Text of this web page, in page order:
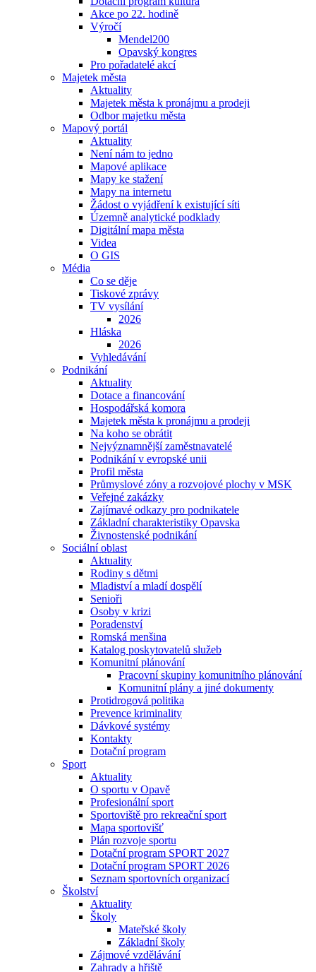
Akce po 22. hodině
Výročí
Mendel200
Opavský kongres
Pro pořadatelé akcí
Majetek města
Aktuality
Majetek města k pronájmu a prodeji
Odbor majetku města
Mapový portál
Aktuality
Není nám to jedno
Mapové aplikace
Mapy ke stažení
Mapy na internetu
Žádost o vyjádření k existující síti
Územně analytické podklady
Digitální mapa města
Videa
O GIS
Média
Co se děje
Tiskové zprávy
TV vysílání
2026
Hláska
2026
Vyhledávání
Podnikání
Aktuality
Dotace a financování
Hospodářská komora
Majetek města k pronájmu a prodeji
Na koho se obrátit
Nejvýznamnější zaměstnavatelé
Podnikání v evropské unii
Profil města
Průmyslové zóny a rozvojové plochy v MSK
Veřejné zakázky
Zajímavé odkazy pro podnikatele
Základní charakteristiky Opavska
Živnostenské podnikání
Sociální oblast
Aktuality
Rodiny s dětmi
Mladiství a mladí dospělí
Senioři
Osoby v krizi
Poradenství
Romská menšina
Katalog poskytovatelů služeb
Komunitní plánování
Pracovní skupiny komunitního plánování
Komunitní plány a jiné dokumenty
Protidrogová politika
Prevence kriminality
Dávkové systémy
Kontakty
Dotační program
Sport
Aktuality
O sportu v Opavě
Profesionální sport
Sportoviště pro rekreační sport
Mapa sportovišť
Plán rozvoje sportu
Dotační program SPORT 2027
Dotační program SPORT 2026
Seznam sportovních organizací
Školství
Aktuality
Školy
Mateřské školy
Základní školy
Zájmové vzdělávání
Zahrady a hřiště